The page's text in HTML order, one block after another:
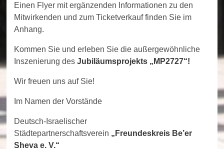
Einen Flyer mit ergänzenden Informationen zu den
Mitwirkenden und zum Ticketverkauf finden Sie im
Anhang.
Kommen Sie und erleben Sie die außergewöhnliche
Inszenierung des Jubiläumsprojekts „MP2727“!
Wir freuen uns auf Sie!
Im Namen der Vorstände
Deutsch-Israelischer
Städtepartnerschaftsverein „Freundeskreis Be’er
Sheva e. V.“